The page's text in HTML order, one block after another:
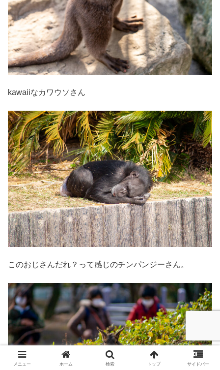
kawaiiなカワウソさん
このおじさんだれ？って感じのチンパンジーさん。
メニュー ホーム 検索 トップ サイドバー